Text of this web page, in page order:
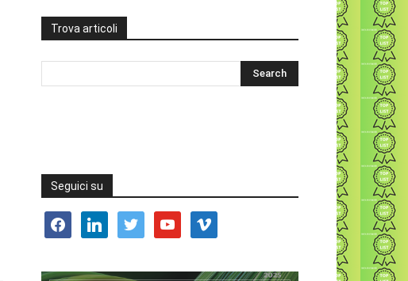
Trova articoli
Seguici su
facebooklinkedin twitter youtube vimeo